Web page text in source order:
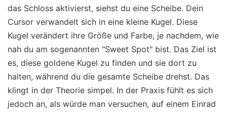
das Schloss aktivierst, siehst du eine Scheibe. Dein
Cursor verwandelt sich in eine kleine Kugel. Diese
Kugel verändert ihre Größe und Farbe, je nachdem, wie
nah du am sogenannten "Sweet Spot" bist. Das Ziel ist
es, diese goldene Kugel zu finden und sie dort zu
halten, während du die gesamte Scheibe drehst. Das
klingt in der Theorie simpel. In der Praxis fühlt es sich
jedoch an, als würde man versuchen, auf einem Einrad